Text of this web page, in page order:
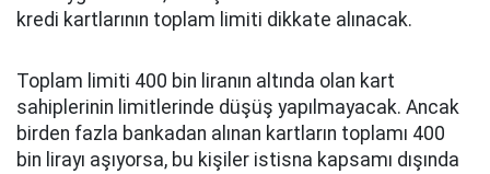
kredi kartlarının toplam limiti dikkate alınacak.
Toplam limiti 400 bin liranın altında olan kart
sahiplerinin limitlerinde düşüş yapılmayacak. Ancak
birden fazla bankadan alınan kartların toplamı 400
bin lirayı aşıyorsa, bu kişiler istisna kapsamı dışında